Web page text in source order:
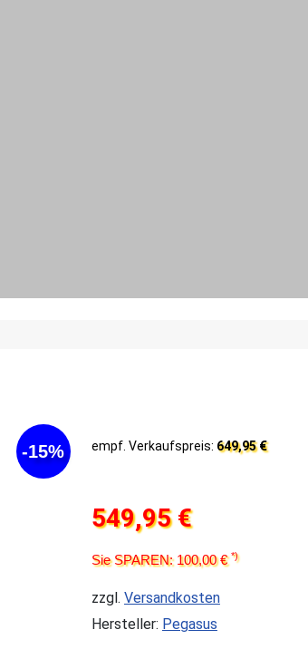
-15% empf. Verkaufspreis: 649,95 €
549,95 €
Sie SPAREN: 100,00 €*)
zzgl. Versandkosten
Hersteller: Pegasus